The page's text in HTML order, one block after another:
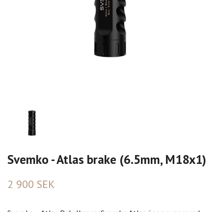
Svemko - Atlas brake (6.5mm, M18x1)
2 900 SEK